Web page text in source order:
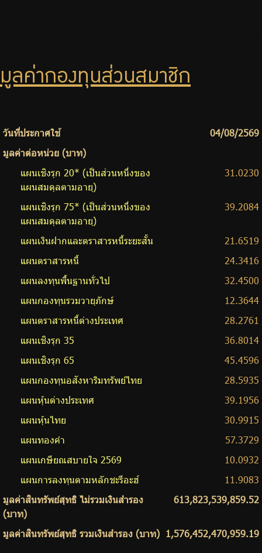
มูลค่ากองทุนส่วนสมาชิก
วันที่ประกาศใช้
04/08/2569
มูลค่าต่อหน่วย (บาท)
แผนเชิงรุก 20* (เป็นส่วนหนึ่งของ
แผนสมดุลตามอายุ)
31.0230
แผนเชิงรุก 75* (เป็นส่วนหนึ่งของ
แผนสมดุลตามอายุ)
39.2084
แผนเงินฝากและตราสารหนี้ระยะสั้น
21.6519
แผนตราสารหนี้
24.3416
แผนลงทุนพื้นฐานทั่วไป
32.4500
แผนกองทุนรวมวายุภักษ์
12.3644
แผนตราสารหนี้ต่างประเทศ
28.2761
แผนเชิงรุก 35
36.8014
แผนเชิงรุก 65
45.4596
แผนกองทุนอสังหาริมทรัพย์ไทย
28.5935
แผนหุ้นต่างประเทศ
39.1956
แผนหุ้นไทย
30.9915
แผนทองคำ
57.3729
แผนเกษียณสบายใจ 2569
10.0932
แผนการลงทุนตามหลักชะรีอะฮ์
11.9083
มูลค่าสินทรัพย์สุทธิ ไม่รวมเงินสำรอง
(บาท)
613,823,539,859.52
มูลค่าสินทรัพย์สุทธิ รวมเงินสำรอง (บาท) 1,576,452,470,959.19